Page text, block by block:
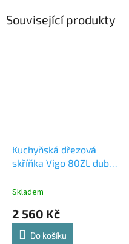
Související produkty
Kuchyňská dřezová
skříňka Vigo 80ZL dub
Skladem
2 560 Kč
Do košíku